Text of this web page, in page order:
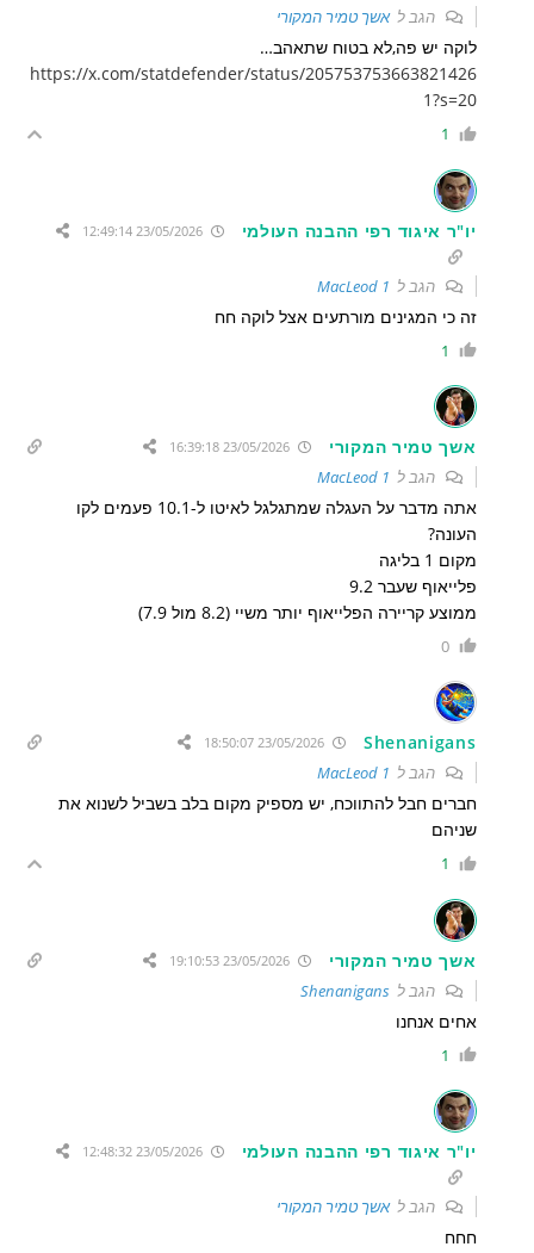
הגב לאשך טמיר המקורי
לוקה יש פה,לא בטוח שתאהב…
https://x.com/statdefender/status/205753753663821426
1?s=20
1
יו"ר איגוד רפי ההבנה העולמי 23/05/2026 12:49:14
הגב ל MacLeod 1
זה כי המגינים מורתעים אצל לוקה חח
1
אשך טמיר המקורי
הגב ל MacLeod 1
אתה מדבר על העגלה שמתגלגל לאיטו ל-10.1 פעמים לקו
העונה?
מקום 1 בליגה
פלייאוף שעבר 9.2
ממוצע קריירה הפלייאוף יותר משיי (8.2 מול 7.9)
0
Shenanigans
23/05/2026 18:50:07
הגב ל MacLeod 1
חברים חבל להתווכח, יש מספיק מקום בלב בשביל לשנוא את
שניהם
1
אשך טמיר המקורי
הגב לShenanigans
אחים אנחנו
1
יו"ר איגוד רפי ההבנה העולמי 23/05/2026 12:48:32
הגב לאשך טמיר המקורי
חחח